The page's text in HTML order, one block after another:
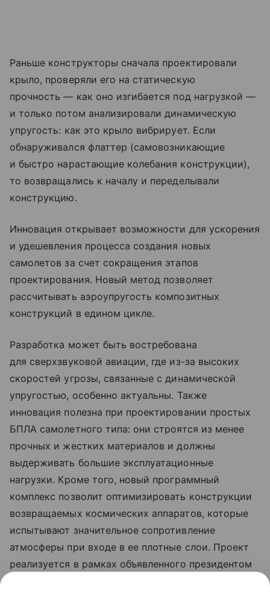
Раньше конструкторы сначала проектировали
крыло, проверяли его на статическую
прочность — как оно изгибается под нагрузкой —
и только потом анализировали динамическую
упругость: как это крыло вибрирует. Если
обнаруживался флаттер (самовозникающие
и быстро нарастающие колебания конструкции),
то возвращались к началу и переделывали
конструкцию.
Инновация открывает возможности для ускорения
и удешевления процесса создания новых
самолетов за счет сокращения этапов
проектирования. Новый метод позволяет
рассчитывать аэроупругость композитных
конструкций в едином цикле.
Разработка может быть востребована
для сверхзвуковой авиации, где из-за высоких
скоростей угрозы, связанные с динамической
упругостью, особенно актуальны. Также
инновация полезна при проектировании простых
БПЛА самолетного типа: они строятся из менее
прочных и жестких материалов и должны
выдерживать большие эксплуатационные
нагрузки. Кроме того, новый программный
комплекс позволит оптимизировать конструкции
возвращаемых космических аппаратов, которые
испытывают значительное сопротивление
атмосферы при входе в ее плотные слои. Проект
реализуется в рамках объявленного президентом